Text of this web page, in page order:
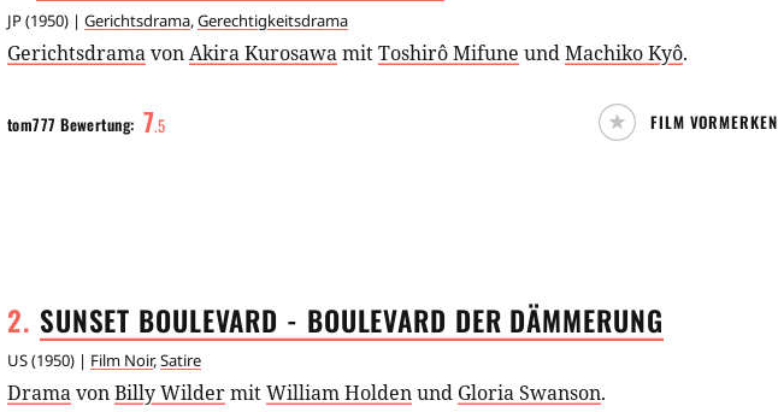
JP(1950) | Gerichtsdrama,Gerechtigkeitsdrama
GerichtsdramavonAkira KurosawamitToshirô Mifune undMachiko Kyô.
tom777 Bewertung: 7.5 FILM VORMERKEN
2. SUNSET BOULEVARD - BOULEVARD DER DÄMMERUNG
US(1950) | Film Noir,Satire
DramavonBilly WildermitWilliam Holdenund Gloria Swanson.